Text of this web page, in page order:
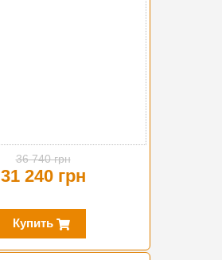
36 740 грн
31 240 грн
Купить